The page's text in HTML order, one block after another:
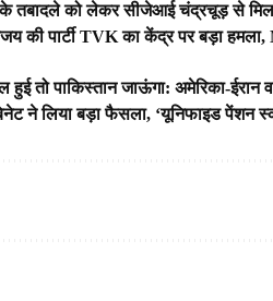
तबादले को लेकर सीजेआई चंद्रचूड़ से
की पार्टी TVK का केंद्र पर बड़ा हमला,
हुई तो पाकिस्तान जाऊंगा: अमेरिका-ईरान
ने लिया बड़ा फैसला, ‘यूनिफाइड पेंशन